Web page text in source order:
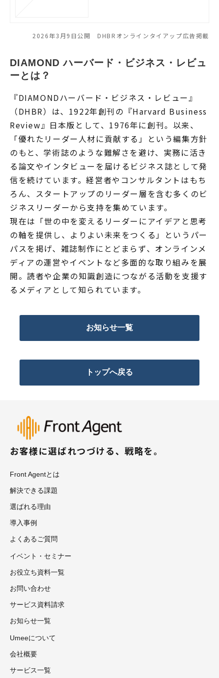
2026年3月9日公開 DHBRオンラインタイアップ広告掲載
DIAMOND ハーバード・ビジネス・レビュ
ーとは？
『DIAMONDハーバード・ビジネス・レビュー』
（DHBR）は、1922年創刊の『Harvard Business
Review』日本版として、1976年に創刊。以来、
「優れたリーダー人材に貢献する」という編集方針
のもと、学術誌のような難解さを避け、実務に活き
る論文やインタビューを届けるビジネス誌として発
信を続けています。経営者やコンサルタントはもち
ろん、スタートアップのリーダー層を含む多くのビ
ジネスリーダーから支持を集めています。
現在は「世の中を変えるリーダーにアイデアと思考
の軸を提供し、よりよい未来をつくる」というパー
パスを掲げ、雑誌制作にとどまらず、オンラインメ
ディアの運営やイベントなど多面的な取り組みを展
開。読者や企業の知識創造につながる活動を支援す
るメディアとして知られています。
お知らせ一覧
トップへ戻る
お客様に選ばれつづける、戦略を。
Front Agentとは
解決できる課題
選ばれる理由
導入事例
よくあるご質問
イベント・セミナー
お役立ち資料一覧
お問い合わせ
サービス資料請求
お知らせ一覧
Umeeについて
会社概要
サービス一覧